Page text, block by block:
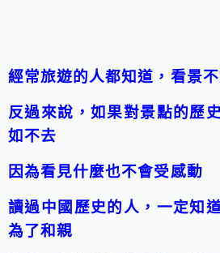
經常旅遊的人都知道，看景
反過來說，如果對景點的歷
如不去
因為看見什麼也不會受感動
讀過中國歷史的人，一定知
為了和親